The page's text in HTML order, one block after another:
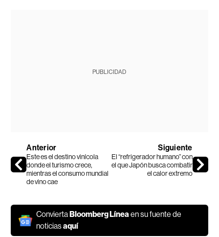
PUBLICIDAD
Anterior
Este es el destino vinícola
donde el turismo crece,
mientras el consumo mundial
de vino cae
Siguiente
El “refrigerador humano” con
el que Japón busca combatir
el calor extremo
Convierta Bloomberg Líneaen su fuente de
noticiasaquí